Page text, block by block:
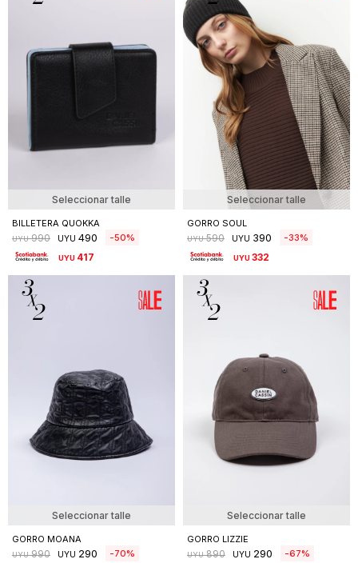
Seleccionar talle
BILLETERA QUOKKA
UYU 990 UYU 490 50
UYU 417
Seleccionar talle
GORRO SOUL
UYU 590 UYU 390 33
UYU332
Seleccionar talle
GORRO MOANA
UYU 990 UYU 290 70
Seleccionar talle
GORRO LIZZIE
UYU 890 UYU 290 67